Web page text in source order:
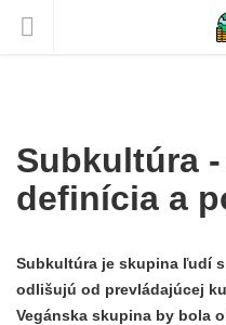
Subkultúra
definícia a
Subkultúra je skupina ľudí
odlišujú od prevládajúcej
Vegánska skupina by bola